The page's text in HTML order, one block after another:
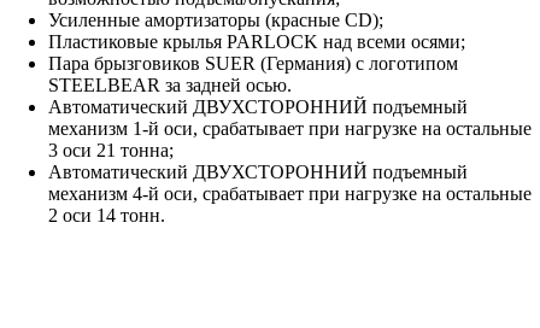
Усиленные амортизаторы (красные СD);
Пластиковые крылья PARLOCK над всеми осями;
Пара брызговиков SUER (Германия) с логотипом
STEELBEAR за задней осью.
Автоматический ДВУХСТОРОННИЙ подъемный
механизм 1-й оси, срабатывает при нагрузке на остальные
3 оси 21 тонна;
Автоматический ДВУХСТОРОННИЙ подъемный
механизм 4-й оси, срабатывает при нагрузке на остальные
2 оси 14 тонн.